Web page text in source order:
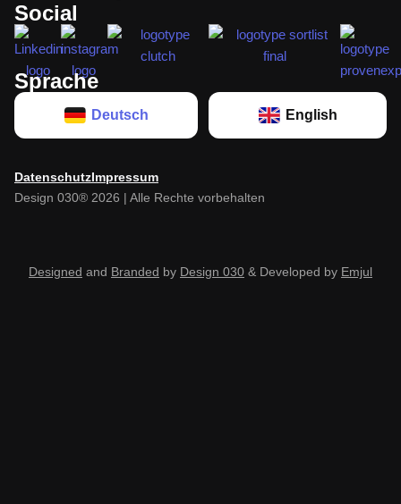
Social
Sprache
Deutsch English
DatenschutzImpressum
Design 030® 2026 | Alle Rechte vorbehalten
Designed and Branded by Design 030 & Developed by Emjul